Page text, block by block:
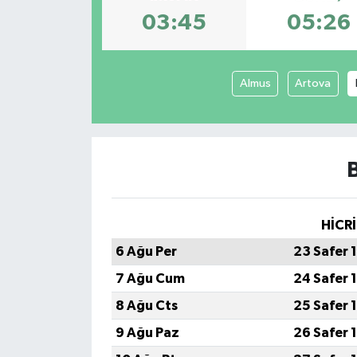
03:45 05:26
Almus Artova
HİCRİ
6 Ağu Per
23 Safer
7 Ağu Cum
24 Safer
8 Ağu Cts
25 Safer
9 Ağu Paz
26 Safer